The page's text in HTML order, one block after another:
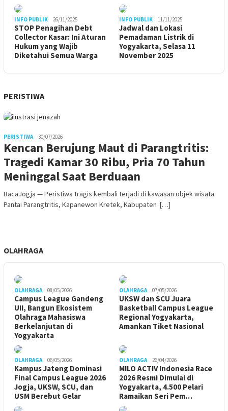
INFO PUBLIK 26/11/2025
STOP Penagihan Debt
Collector Kasar: Ini Aturan
Hukum yang Wajib
Diketahui Semua Warga
INFO PUBLIK 11/11/2025
Jadwal dan Lokasi
Pemadaman Listrik di
Yogyakarta, Selasa 11
November 2025
PERISTIWA
PERISTIWA 30/07/2026
Kencan Berujung Maut di Parangtritis:
Tragedi Kamar 30 Ribu, Pria 70 Tahun
Meninggal Saat Berduaan
BacaJogja — Peristiwa tragis kembali terjadi di kawasan objek wisata
Pantai Parangtritis, Kapanewon Kretek, Kabupaten […]
OLAHRAGA
OLAHRAGA 08/05/2026
Campus League Gandeng
UII, Bangun Ekosistem
Olahraga Mahasiswa
Berkelanjutan di
Yogyakarta
OLAHRAGA 07/05/2026
UKSW dan SCU Juara
Basketball Campus League
Regional Yogyakarta,
Amankan Tiket Nasional
OLAHRAGA 06/05/2026
Kampus Jateng Dominasi
Final Campus League 2026
Jogja, UKSW, SCU, dan
USM Berebut Gelar
OLAHRAGA 26/04/2026
MILO ACTIV Indonesia Race
2026 Resmi Dimulai di
Yogyakarta, 4.500 Pelari
Ramaikan Seri Pem…